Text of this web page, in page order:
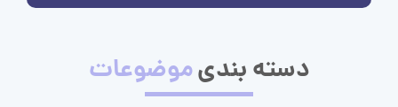
دسته بندیموضوعات